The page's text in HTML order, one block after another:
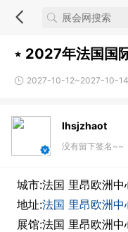
﹡2027年法国国
2027-10-12~2027-10-14
lhsjzhaot
没有留下签名~~
城市:法国 里昂欧洲中
地址:法国 里昂欧洲中
展馆:法国 里昂欧洲中